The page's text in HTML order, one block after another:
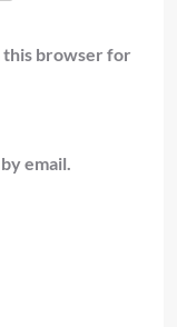
this browser for
email.